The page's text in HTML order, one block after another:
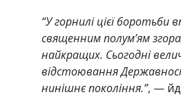
“У горнилі цієї боротьби
священним полум’ям
найкращих. Сьогодні
відстоювання
нинішнє покоління.”, —